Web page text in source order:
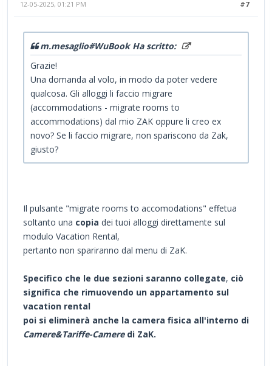
#7
12-05-2025, 01:21 PM
m.mesaglio#WuBook Ha scritto:
Grazie!
Una domanda al volo, in modo da poter vedere
qualcosa. Gli alloggi li faccio migrare
(accommodations - migrate rooms to
accommodations) dal mio ZAK oppure li creo ex
novo? Se li faccio migrare, non spariscono da Zak,
giusto?
Il pulsante "migrate rooms to accomodations" effetua
soltanto una copia dei tuoi alloggi direttamente sul
modulo Vacation Rental,
pertanto non spariranno dal menu di ZaK.
Specifico che le due sezioni saranno collegate, ciò
significa che rimuovendo un appartamento sul
vacation rental
poi si eliminerà anche la camera fisica all'interno di
Camere&Tariffe-Camere di ZaK.